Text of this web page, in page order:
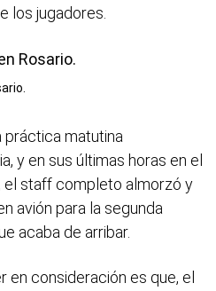
los jugadores.
práctica matutina
y en sus últimas horas en el
el staff completo almorzó y
avión para la segunda
acaba de arribar.
en consideración es que, el